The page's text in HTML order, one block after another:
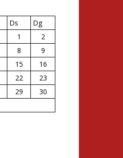
Ds
Dg
1
2
8
9
15
16
22
23
29
30